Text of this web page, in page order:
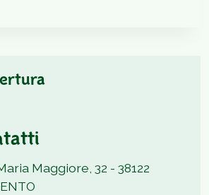
Maggiore, 32 - 38122